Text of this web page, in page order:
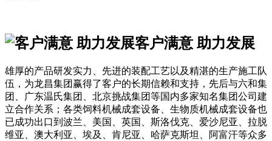
客户满意 助力发展
雄厚的产品研发实力、先进的装配工艺以及精湛的生产施工队
伍，为龙昌集团赢得了客户的长期信赖和支持，先后与六和集
团、广东温氏集团、北京挑战集团等国内多家知名集团公司建
立合作关系；各类饲料机械成套设备、生物质机械成套设备也
已成功出口到波兰、美国、英国、斯洛伐克、爱沙尼亚、拉脱
维亚、澳大利亚、埃及、肯尼亚、哈萨克斯坦、阿富汗等众多